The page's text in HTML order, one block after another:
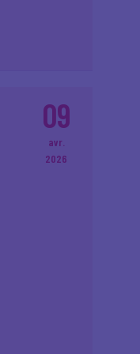
09
avr.
2026